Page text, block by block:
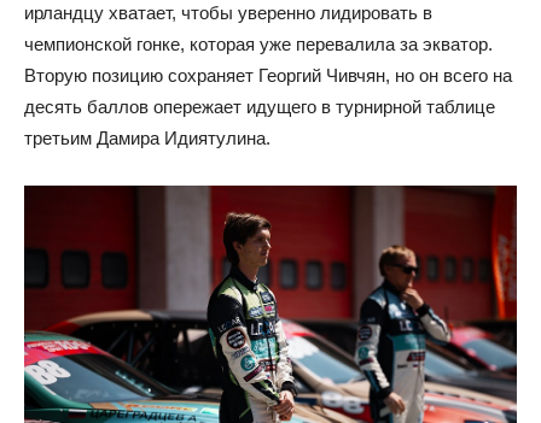
ирландцу хватает, чтобы уверенно лидировать в
чемпионской гонке, которая уже перевалила за экватор.
Вторую позицию сохраняет Георгий Чивчян, но он всего на
десять баллов опережает идущего в турнирной таблице
третьим Дамира Идиятулина.